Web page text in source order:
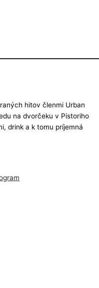
hitov členmi Urban
na dvorčeku v Pistoriho
drink a k tomu príjemná